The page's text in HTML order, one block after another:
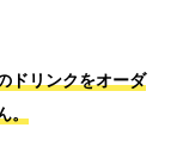
ドリンクをオーダ
。